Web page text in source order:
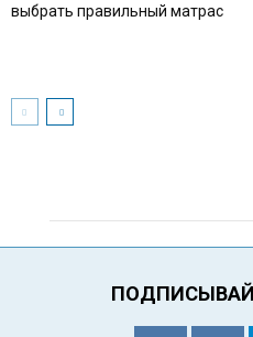
выбрать правильный матрас